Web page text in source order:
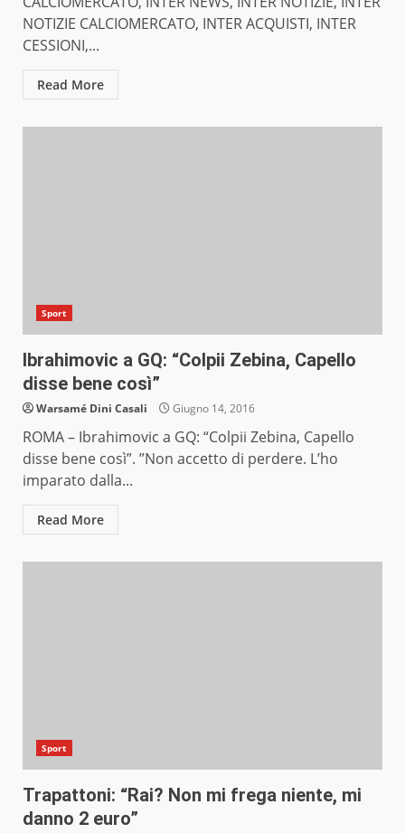
NOTIZIE CALCIOMERCATO, INTER ACQUISTI, INTER
CESSIONI,...
Read More
Sport
Ibrahimovic a GQ: “Colpii Zebina, Capello
disse bene così”
Warsamé Dini Casali Giugno 14, 2016
ROMA – Ibrahimovic a GQ: “Colpii Zebina, Capello
disse bene così”. ”Non accetto di perdere. L’ho
imparato dalla...
Read More
Sport
Trapattoni: “Rai? Non mi frega niente, mi
danno 2 euro”